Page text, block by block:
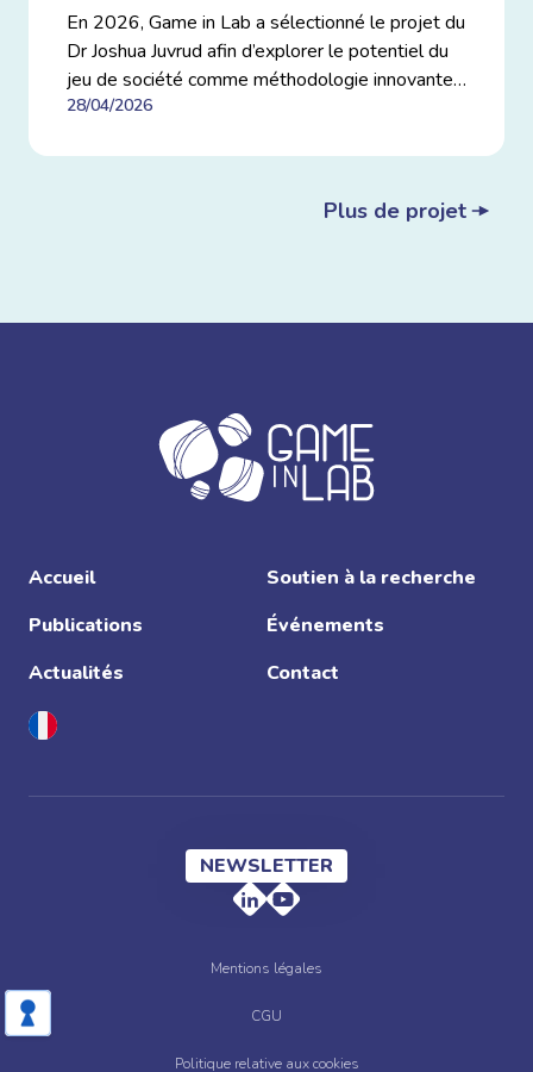
En 2026, Game in Lab a sélectionné le projet du
Dr Joshua Juvrud afin d’explorer le potentiel du
jeu de société comme méthodologie innovante
de formation et de recherche en éducation
particulier sur la préparation des équipes de
28/04/2026
Plus de projet
Accueil
Soutien à la recherche
Publications
Événements
Actualités
Contact
NEWSLETTER
Mentions légales
CGU
Politique relative aux cookies